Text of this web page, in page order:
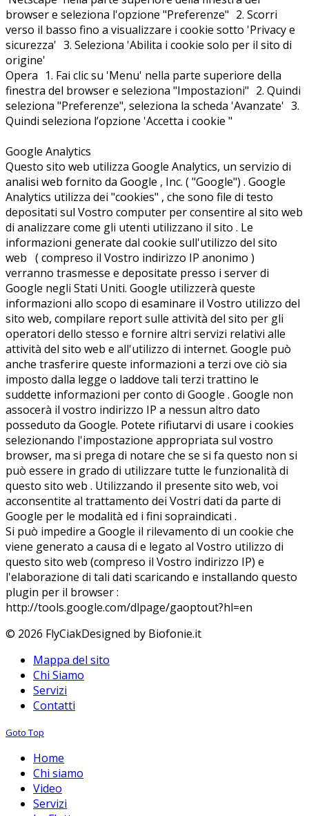
browser e seleziona l'opzione "Preferenze" 2. Scorri
verso il basso fino a visualizzare i cookie sotto 'Privacy e
sicurezza' 3. Seleziona 'Abilita i cookie solo per il sito di
origine'
Opera 1. Fai clic su 'Menu' nella parte superiore della
finestra del browser e seleziona "Impostazioni" 2. Quindi
seleziona "Preferenze", seleziona la scheda 'Avanzate' 3.
Quindi seleziona l’opzione 'Accetta i cookie "
Google Analytics
Questo sito web utilizza Google Analytics, un servizio di
analisi web fornito da Google , Inc. ( "Google") . Google
Analytics utilizza dei "cookies" , che sono file di testo
depositati sul Vostro computer per consentire al sito web
di analizzare come gli utenti utilizzano il sito . Le
informazioni generate dal cookie sull'utilizzo del sito
web ( compreso il Vostro indirizzo IP anonimo )
verranno trasmesse e depositate presso i server di
Google negli Stati Uniti. Google utilizzerà queste
informazioni allo scopo di esaminare il Vostro utilizzo del
sito web, compilare report sulle attività del sito per gli
operatori dello stesso e fornire altri servizi relativi alle
attività del sito web e all'utilizzo di internet. Google può
anche trasferire queste informazioni a terzi ove ciò sia
imposto dalla legge o laddove tali terzi trattino le
suddette informazioni per conto di Google . Google non
assocerà il vostro indirizzo IP a nessun altro dato
posseduto da Google. Potete rifiutarvi di usare i cookies
selezionando l'impostazione appropriata sul vostro
browser, ma si prega di notare che se si fa questo non si
può essere in grado di utilizzare tutte le funzionalità di
questo sito web . Utilizzando il presente sito web, voi
acconsentite al trattamento dei Vostri dati da parte di
Google per le modalità ed i fini sopraindicati .
Si può impedire a Google il rilevamento di un cookie che
viene generato a causa di e legato al Vostro utilizzo di
questo sito web (compreso il Vostro indirizzo IP) e
l'elaborazione di tali dati scaricando e installando questo
plugin per il browser :
http://tools.google.com/dlpage/gaoptout?hl=en
© 2026 FlyCiakDesigned by Biofonie.it
Mappa del sito
Chi Siamo
Servizi
Contatti
Goto Top
Home
Chi siamo
Video
Servizi